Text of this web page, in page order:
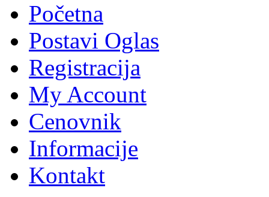
Početna
Postavi Oglas
Registracija
My Account
Cenovnik
Informacije
Kontakt